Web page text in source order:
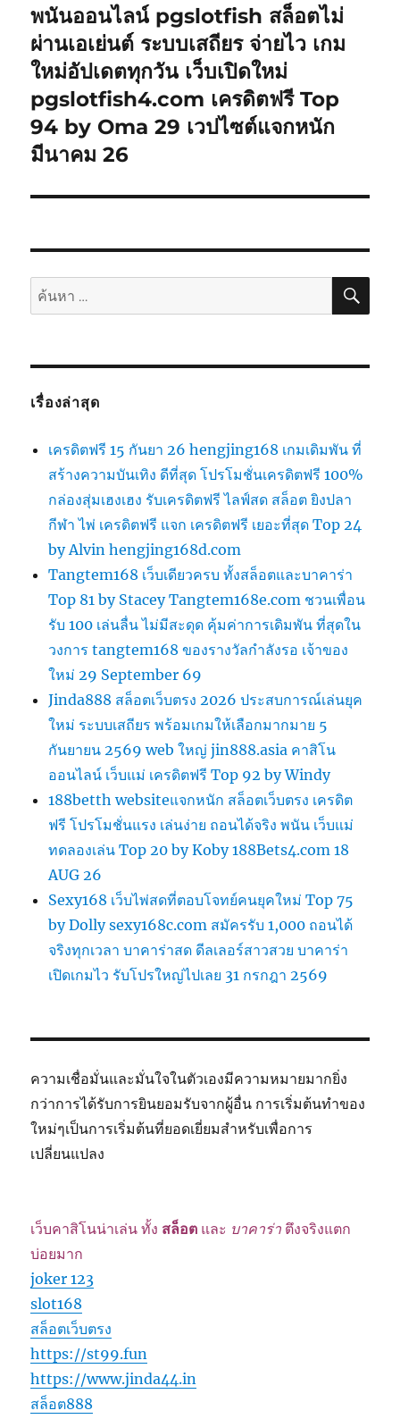
เรื่อง
ต่อ
ไป:
พนันออนไลน์ pgslotfish สล็อตไม่
ผ่านเอเย่นต์ ระบบเสถียร จ่ายไว เกม
ใหม่อัปเดตทุกวัน เว็บเปิดใหม่
pgslotfish4.com เครดิตฟรี Top
94 by Oma 29 เวปไซต์แจกหนัก
มีนาคม 26
ค้นหา: ค้น
เรื่องล่าสุด
เครดิตฟรี 15 กันยา 26 hengjing168 เกมเดิมพัน ที่
สร้างความบันเทิง ดีที่สุด โปรโมชั่นเครดิตฟรี 100%
กล่องสุ่มเฮงเฮง รับเครดิตฟรี ไลฟ์สด สล็อต ยิงปลา
กีฬา ไพ่ เครดิตฟรี แจก เครดิตฟรี เยอะที่สุด Top 24
by Alvin hengjing168d.com
Tangtem168 เว็บเดียวครบ ทั้งสล็อตและบาคาร่า
Top 81 by Stacey Tangtem168e.com ชวนเพื่อน
รับ 100 เล่นลื่น ไม่มีสะดุด คุ้มค่าการเดิมพัน ที่สุดใน
วงการ tangtem168 ของรางวัลกำลังรอ เจ้าของ
ใหม่ 29 September 69
Jinda888 สล็อตเว็บตรง 2026 ประสบการณ์เล่นยุค
ใหม่ ระบบเสถียร พร้อมเกมให้เลือกมากมาย 5
กันยายน 2569 web ใหญ่ jin888.asia คาสิโน
ออนไลน์ เว็บแม่ เครดิตฟรี Top 92 by Windy
188betth websiteแจกหนัก สล็อตเว็บตรง เครดิต
ฟรี โปรโมชั่นแรง เล่นง่าย ถอนได้จริง พนัน เว็บแม่
ทดลองเล่น Top 20 by Koby 188Bets4.com 18
AUG 26
Sexy168 เว็บไพ่สดที่ตอบโจทย์คนยุคใหม่ Top 75
by Dolly sexy168c.com สมัครรับ 1,000 ถอนได้
จริงทุกเวลา บาคาร่าสด ดีลเลอร์สาวสวย บาคาร่า
เปิดเกมไว รับโปรใหญ่ไปเลย 31 กรกฎา 2569
ความเชื่อมั่นและมั่นใจในตัวเองมีความหมายมากยิ่ง
กว่าการได้รับการยินยอมรับจากผู้อื่น การเริ่มต้นทำของ
ใหม่ๆเป็นการเริ่มต้นที่ยอดเยี่ยมสำหรับเพื่อการ
เปลี่ยนแปลง
เว็บคาสิโนน่าเล่น ทั้ง สล็อต และ บาคาร่า ตึงจริงแตก
บ่อยมาก
joker 123
slot168
สล็อตเว็บตรง
https://st99.fun
https://www.jinda44.in
สล็อต888